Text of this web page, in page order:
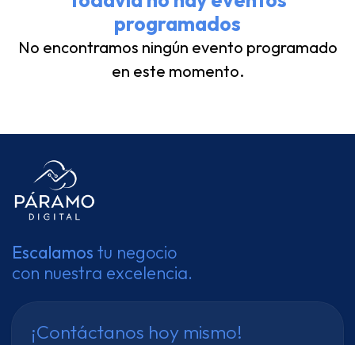
programados
No encontramos ningún evento programado
en este momento.
Escalamos tu negocio
con nuestra excelencia.
¡Contáctanos hoy mismo!